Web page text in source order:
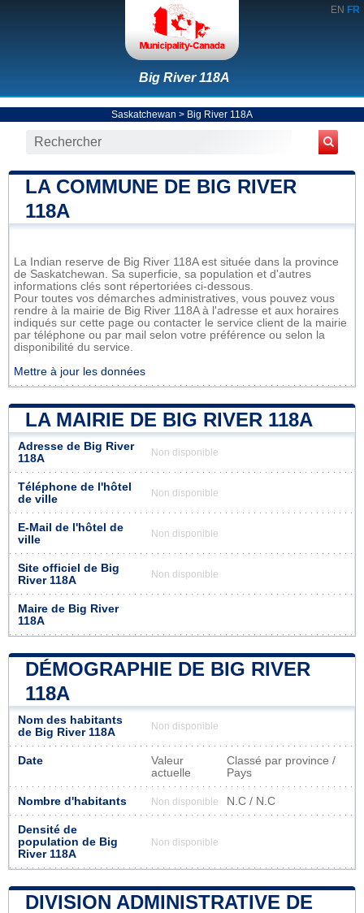
EN FR
Big River 118A
Saskatchewan > Big River 118A
LA COMMUNE DE BIG RIVER
118A
La Indian reserve de Big River 118A est située dans la province
de Saskatchewan. Sa superficie, sa population et d'autres
informations clés sont répertoriées ci-dessous.
Pour toutes vos démarches administratives, vous pouvez vous
rendre à la mairie de Big River 118A à l'adresse et aux horaires
indiqués sur cette page ou contacter le service client de la mairie
par téléphone ou par mail selon votre préférence ou selon la
disponibilité du service.
Mettre à jour les données
LA MAIRIE DE BIG RIVER 118A
Adresse de Big River
118A
Non disponible
Téléphone de l'hôtel
de ville
Non disponible
E-Mail de l'hôtel de
ville
Non disponible
Site officiel de Big
River 118A
Non disponible
Maire de Big River
118A
DÉMOGRAPHIE DE BIG RIVER
118A
Nom des habitants
de Big River 118A
Non disponible
Date
Valeur
actuelle
Classé par province /
Pays
Nombre d'habitants Non disponible N.C / N.C
Densité de
population de Big
River 118A
Non disponible
DIVISION ADMINISTRATIVE DE